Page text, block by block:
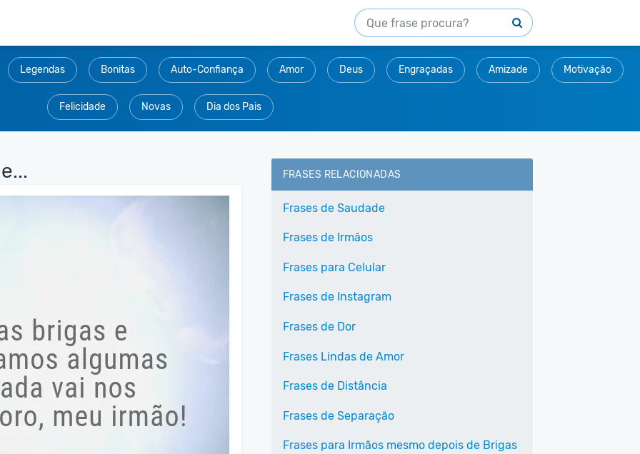
Legendas Bonitas Auto-Confiança Amor Deus Engraçadas Amizade Motivação
Felicidade Novas Dia dos Pais
FRASES RELACIONADAS
Frases de Saudade
Frases de Irmãos
Frases para Celular
Frases de Instagram
Frases de Dor
Frases Lindas de Amor
Frases de Distância
Frases de Separação
Frases para Irmãos mesmo depois de Brigas